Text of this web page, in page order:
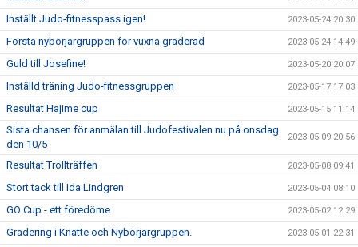
Inställt Judo-fitnesspass igen! 2023-05-24 20:30
Första nybörjargruppen för vuxna graderad 2023-05-24 14:49
Guld till Josefine! 2023-05-20 20:07
Inställd träning Judo-fitnessgruppen 2023-05-17 17:03
Resultat Hajime cup 2023-05-15 11:14
Sista chansen för anmälan till Judofestivalen nu på onsdag
den 10/5
2023-05-09 20:56
Resultat Trollträffen 2023-05-08 09:41
Stort tack till Ida Lindgren 2023-05-04 08:10
GO Cup - ett föredöme 2023-05-02 12:29
Gradering i Knatte och Nybörjargruppen. 2023-05-01 22:31